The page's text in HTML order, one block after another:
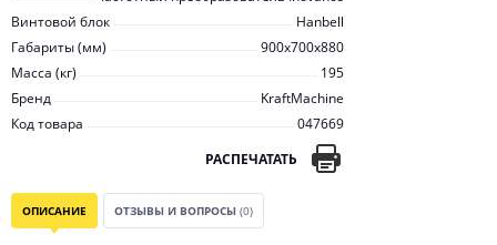
Винтовой блок
Hanbell
Габариты (мм)
900x700x880
Масса (кг)
195
Бренд
KraftMachine
Код товара
047669
РАСПЕЧАТАТЬ
ОПИСАНИЕ ОТЗЫВЫ И ВОПРОСЫ (0)